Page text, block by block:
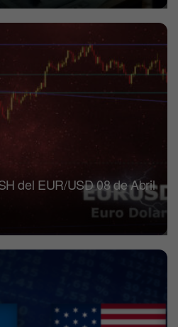
del EUR/USD 08 de Abril